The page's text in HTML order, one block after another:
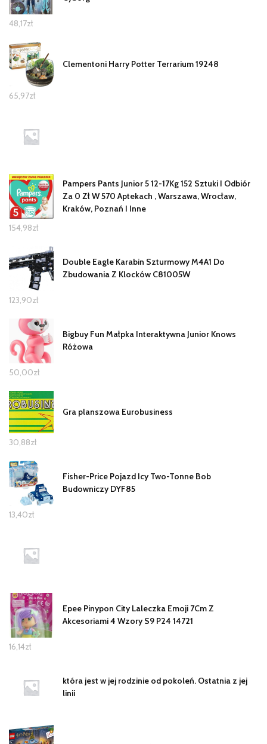
48,17zł
Clementoni Harry Potter Terrarium 19248
65,97zł
Pampers Pants Junior 5 12-17Kg 152 Sztuki I Odbiór
Za 0 Zł W 570 Aptekach , Warszawa, Wrocław,
Kraków, Poznań I Inne
154,98zł
Double Eagle Karabin Szturmowy M4A1 Do
Zbudowania Z Klocków C81005W
123,90zł
Bigbuy Fun Małpka Interaktywna Junior Knows
Różowa
50,00zł
Gra planszowa Eurobusiness
30,88zł
Fisher-Price Pojazd Icy Two-Tonne Bob
Budowniczy DYF85
13,40zł
Epee Pinypon City Laleczka Emoji 7Cm Z
Akcesoriami 4 Wzory S9 P24 14721
16,14zł
która jest w jej rodzinie od pokoleń. Ostatnia z jej
linii